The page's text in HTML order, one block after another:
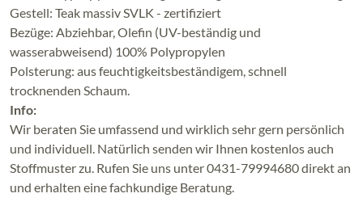
Gestell: Teak massiv SVLK - zertifiziert
Bezüge: Abziehbar, Olefin (UV-beständig und
wasserabweisend) 100% Polypropylen
Polsterung: aus feuchtigkeitsbeständigem, schnell
trocknenden Schaum.
Info:
Wir beraten Sie umfassend und wirklich sehr gern persönlich
und individuell. Natürlich senden wir Ihnen kostenlos auch
Stoffmuster zu. Rufen Sie uns unter 0431-79994680 direkt an
und erhalten eine fachkundige Beratung.